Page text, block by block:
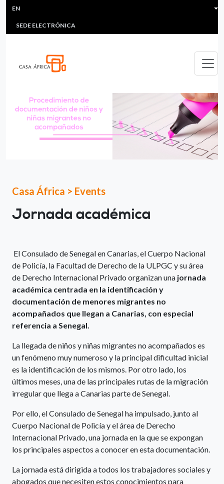
Skip to main content
HEADER MENU
MULTIMEDIA
SEDE ELECTRÓNICA
EN
Casa África > Events
Jornada académica
El Consulado de Senegal en Canarias, el Cuerpo Nacional
de Policía, la Facultad de Derecho de la ULPGC y su área
de Derecho Internacional Privado organizan una jornada
académica centrada en la identificación y
documentación de menores migrantes no
acompañados que llegan a Canarias, con especial
referencia a Senegal.
La llegada de niños y niñas migrantes no acompañados es
un fenómeno muy numeroso y la principal dificultad inicial
es la identificación de los mismos. Por otro lado, los
últimos meses, una de las principales rutas de la migración
irregular que llega a Canarias parte de Senegal.
Por ello, el Consulado de Senegal ha impulsado, junto al
Cuerpo Nacional de Policía y el área de Derecho
Internacional Privado, una jornada en la que se expongan
los principales aspectos a conocer en esta documentación.
La jornada está dirigida a todos los trabajadores sociales y
abogados que necesiten estos conocimientos para